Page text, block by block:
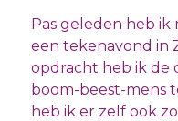
Pas geleden heb
een tekenavond in
opdracht heb ik de
boom-beest-mens
heb ik er zelf ook